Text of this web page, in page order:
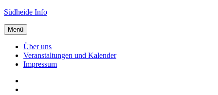
Zum
springen
Südheide Info
Menü
Über uns
Veranstaltungen und Kalender
Impressum